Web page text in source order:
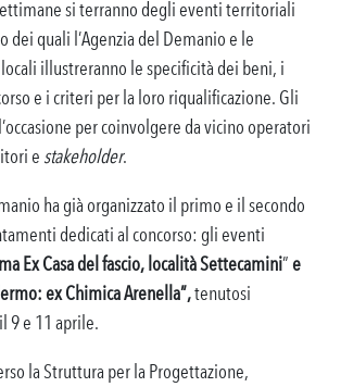
si terranno degli eventi territoriali
dei quali l’Agenzia del Demanio e le
illustreranno le specificità dei beni, i
e i criteri per la loro riqualificazione. Gli
per coinvolgere da vicino operatori
e stakeholder.
ha già organizzato il primo e il secondo
dedicati al concorso: gli eventi
Ex Casa del fascio, località Settecamini”e
ex Chimica Arenella”,tenutosi
9 e 11 aprile.
la Struttura per la Progettazione,